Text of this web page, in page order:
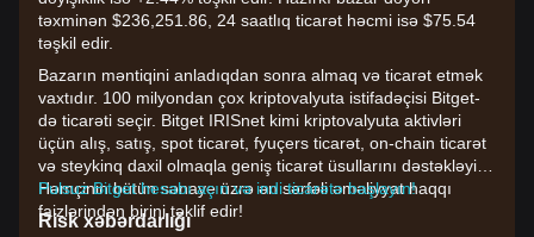
təxminən $236,251.86, 24 saatlıq ticarət həcmi isə $75.54
təşkil edir.
Bazarın məntiqini anladıqdan sonra almaq və ticarət etmək
vaxtıdır. 100 milyondan çox kriptovalyuta istifadəçisi Bitget-
də ticarəti seçir. Bitget IRISnet kimi kriptovalyuta aktivləri
üçün alış, satış, spot ticarət, fyuçers ticarət, on-chain ticarət
və steykinq daxil olmaqla geniş ticarət üsullarını dəstəkləyir.
Həmçinin bütün sənaye üzrə ən sərfəli əməliyyat haqqı
faizlərindən birini təklif edir!
Pulsuz Bitget hesabı açın və indi ticarətə başlayın!
Risk xəbərdarlığı